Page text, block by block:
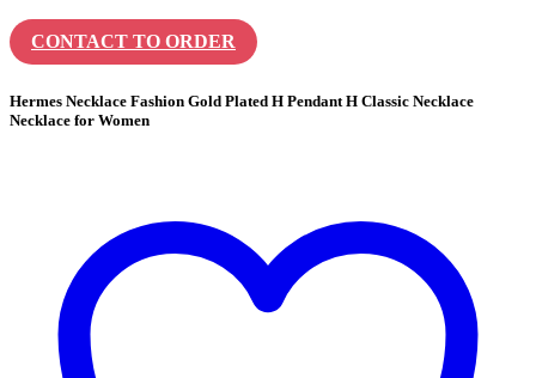
CONTACT TO ORDER
Hermes Necklace Fashion Gold Plated H Pendant H Classic Necklace
Necklace for Women